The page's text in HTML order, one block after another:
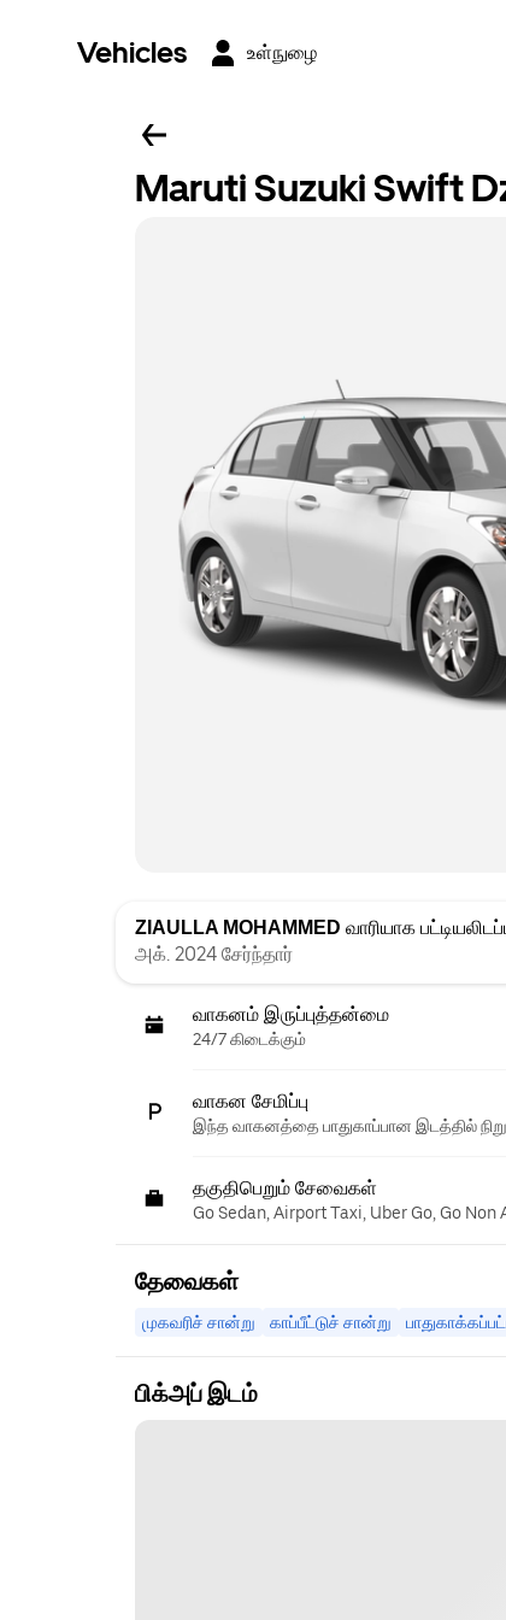
Vehicles உள்நுழை
Maruti Suzuki Swift
ZIAULLA MOHAMMED வாரியாக
அக். 2024 சேர்ந்தார்
வாகனம் இருப்புத்தன்மை
24/7 கிடைக்கும்
வாகன சேமிப்பு
இந்த வாகனத்தை பாதுகாப்பான இடத்தில்
தகுதிபெறும் சேவைகள்
Go Sedan, Airport Taxi, Uber Go, Go Non
தேவைகள்
முகவரிச் சான்று காப்பீட்டுச் சான்று
பிக்அப் இடம்